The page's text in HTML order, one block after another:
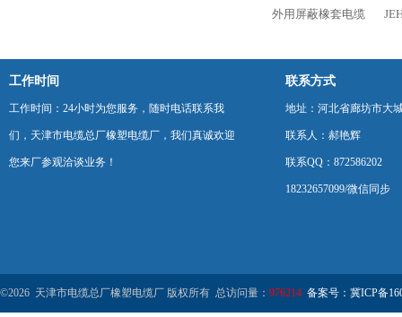
外用屏蔽橡套电缆
工作时间
工作时间：24小时为您服务，随时电话联系我
们，天津市电缆总厂橡塑电缆厂，我们真诚欢迎
您来厂参观洽谈业务！
联系方式
地址：河北省廊坊市大
联系人：郝艳辉
联系QQ：872586202
18232657099/微信同步
©2026 天津市电缆总厂橡塑电缆厂 版权所有 总访问量： 976214 备案号：冀ICP备